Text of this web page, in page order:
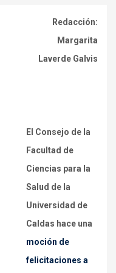
Redacción:
Margarita
Laverde Galvis
El Consejo de la
Facultad de
Ciencias para la
Salud de la
Universidad de
Caldas hace una
moción de
felicitaciones a